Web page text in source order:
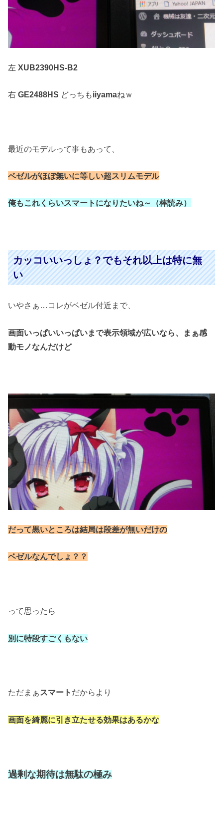
左XUB2390HS-B2
右GE2488HS どっちもiiyamaねｗ
最近のモデルって事もあって、
ベゼルがほぼ無いに等しい超スリムモデル
俺もこれくらいスマートになりたいね～（棒読み）
カッコいいっしょ？でもそれ以上は特に無
い
いやさぁ…コレがベゼル付近まで、
画面いっぱいいっぱいまで表示領域が広いなら、まぁ感
動モノなんだけど
だって黒いところは結局は段差が無いだけの
ベゼルなんでしょ？？
って思ったら
別に特段すごくもない
ただまぁ スマート だからより
画面を綺麗に引き立たせる効果はあるかな
過剰な期待は無駄の極み